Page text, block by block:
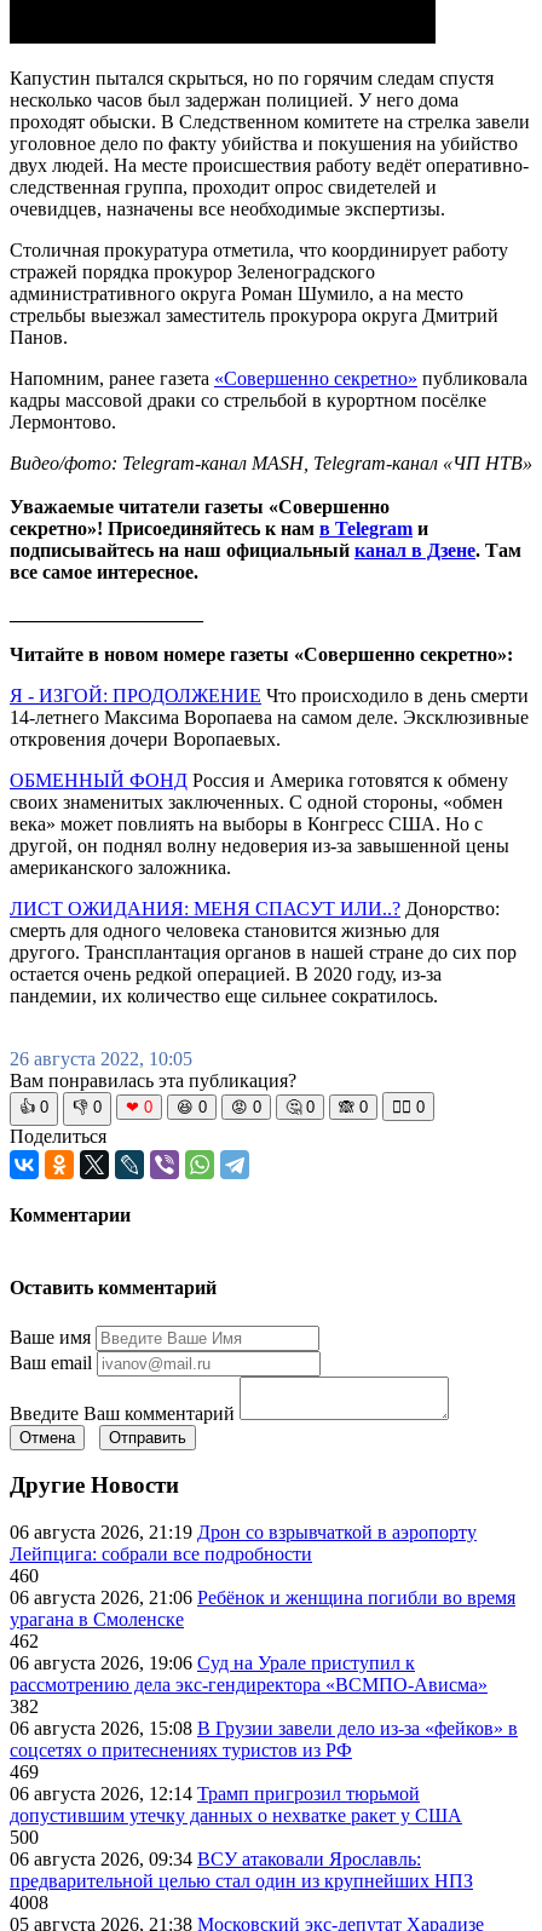
Капустин пытался скрыться, но по горячим следам спустя
несколько часов был задержан полицией. У него дома
проходят обыски. В Следственном комитете на стрелка завели
уголовное дело по факту убийства и покушения на убийство
двух людей. На месте происшествия работу ведёт оперативно-
следственная группа, проходит опрос свидетелей и
очевидцев, назначены все необходимые экспертизы.
Столичная прокуратура отметила, что координирует работу
стражей порядка прокурор Зеленоградского
административного округа Роман Шумило, а на место
стрельбы выезжал заместитель прокурора округа Дмитрий
Панов.
Напомним, ранее газета «Совершенно секретно» публиковала
кадры массовой драки со стрельбой в курортном посёлке
Лермонтово.
Видео/фото: Telegram-канал MASH, Telegram-канал «ЧП НТВ»
Уважаемые читатели газеты «Совершенно
секретно»! Присоединяйтесь к нам в Telegram и
подписывайтесь на наш официальный канал в Дзене. Там
все самое интересное.
Читайте в новом номере газеты «Совершенно секретно»:
Я - ИЗГОЙ: ПРОДОЛЖЕНИЕ Что происходило в день смерти
14-летнего Максима Воропаева на самом деле. Эксклюзивные
откровения дочери Воропаевых.
ОБМЕННЫЙ ФОНД Россия и Америка готовятся к обмену
своих знаменитых заключенных. С одной стороны, «обмен
века» может повлиять на выборы в Конгресс США. Но с
другой, он поднял волну недоверия из-за завышенной цены
американского заложника.
ЛИСТ ОЖИДАНИЯ: МЕНЯ СПАСУТ ИЛИ..? Донорство:
смерть для одного человека становится жизнью для
другого. Трансплантация органов в нашей стране до сих пор
остается очень редкой операцией. В 2020 году, из-за
пандемии, их количество еще сильнее сократилось.
26 августа 2022, 10:05
Вам понравилась эта публикация?
👍 0 👎 0 ❤ 0 😆 0 😡 0 🤔 0 🙈 0 🧘‍♀️ 0
Поделиться
Комментарии
Оставить комментарий
Ваше имя
Ваш email
Введите Ваш комментарий
Отмена Отправить
Другие Новости
06 августа 2026, 21:19 Дрон со взрывчаткой в аэропорту
Лейпцига: собрали все подробности
460
06 августа 2026, 21:06 Ребёнок и женщина погибли во время
урагана в Смоленске
462
06 августа 2026, 19:06 Суд на Урале приступил к
рассмотрению дела экс-гендиректора «ВСМПО-Ависма»
382
06 августа 2026, 15:08 В Грузии завели дело из-за «фейков» в
соцсетях о притеснениях туристов из РФ
469
06 августа 2026, 12:14 Трамп пригрозил тюрьмой
допустившим утечку данных о нехватке ракет у США
500
06 августа 2026, 09:34 ВСУ атаковали Ярославль:
предварительной целью стал один из крупнейших НПЗ
4008
05 августа 2026, 21:38 Московский экс-депутат Харадизе